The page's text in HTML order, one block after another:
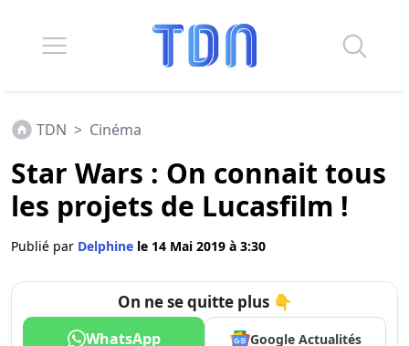
TDN > Cinéma
Star Wars : On connait tous
les projets de Lucasfilm !
Publié par Delphine le 14 Mai 2019 à 3:30
On ne se quitte plus 👇
WhatsApp Google Actualités